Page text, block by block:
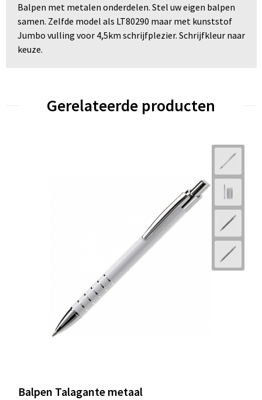
Balpen met metalen onderdelen. Stel uw eigen balpen
samen. Zelfde model als LT80290 maar met kunststof
Jumbo vulling voor 4,5km schrijfplezier. Schrijfkleur naar
keuze.
Gerelateerde producten
Balpen Talagante metaal